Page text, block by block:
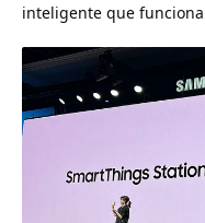
inteligente que